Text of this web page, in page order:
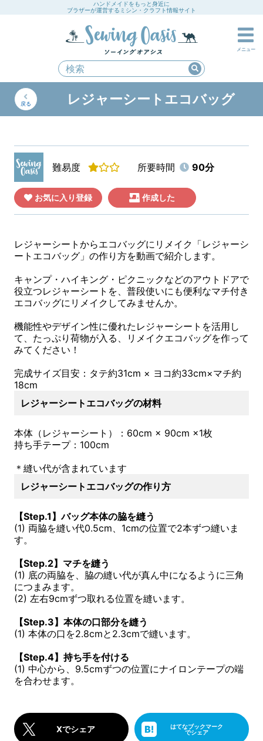
ハンドメイドをもっと身近に
ブラザーが運営するミシン・クラフト情報サイト
メニュー
戻る レジャーシートエコバッグ
難易度 所要時間 90分
お気に入り登録 作成した
レジャーシートからエコバッグにリメイク「レジャーシ
ートエコバッグ」の作り方を動画で紹介します。
キャンプ・ハイキング・ピクニックなどのアウトドアで
役立つレジャーシートを、普段使いにも便利なマチ付き
エコバッグにリメイクしてみませんか。
機能性やデザイン性に優れたレジャーシートを活用し
て、たっぷり荷物が入る、リメイクエコバッグを作って
みてください！
完成サイズ目安：タテ約31cm × ヨコ約33cm×マチ約
18cm
レジャーシートエコバッグの材料
本体（レジャーシート）：60cm × 90cm ×1枚
持ち手テープ：100cm
＊縫い代が含まれています
レジャーシートエコバッグの作り方
【Step.1】バッグ本体の脇を縫う
(1) 両脇を縫い代0.5cm、1cmの位置で2本ずつ縫いま
す。
【Step.2】マチを縫う
(1) 底の両脇を、脇の縫い代が真ん中になるように三角
につまみます。
(2) 左右9cmずつ取れる位置を縫います。
【Step.3】本体の口部分を縫う
(1) 本体の口を2.8cmと2.3cmで縫います。
【Step.4】持ち手を付ける
(1) 中心から、9.5cmずつの位置にナイロンテープの端
を合わせます。
Xでシェア
はてなブックマーク
でシェア